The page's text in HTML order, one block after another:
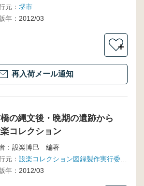
元： 堺市
年： 2012/03
＋
再入荷メール通知
の縄文後・晩期の遺跡から
コレクション
： 設楽博巳 編著
元：
設楽コレクション図録製作実行委員会
年： 2012/03